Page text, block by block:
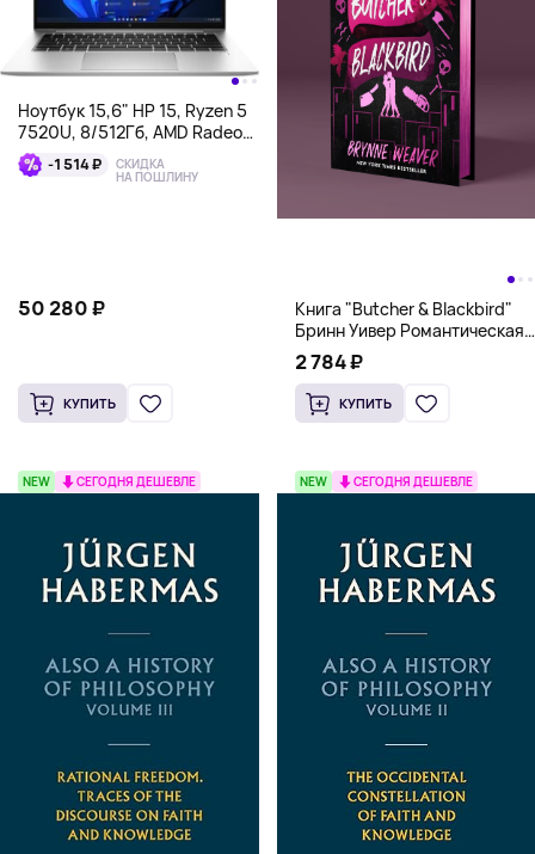
Ноутбук 15,6" HP 15, Ryzen 5
7520U, 8/512Гб, AMD Radeon
Graphics, серебристый
-1 514 ₽ СКИДКА
НА ПОШЛИНУ
50 280 ₽
КУПИТЬ
Книга "Butcher & Blackbird"
Бринн Уивер Романтическая
комедия о серийных убийцах
(18+)
2 784 ₽
КУПИТЬ
NEW СЕГОДНЯ ДЕШЕВЛЕ NEW СЕГОДНЯ ДЕШЕВЛЕ